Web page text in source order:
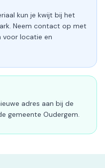
kun je kwijt bij het
Neem contact op met
voor locatie en
adres aan bij de
gemeente Oudergem.